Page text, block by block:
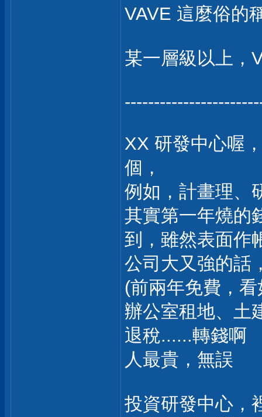
VAVE 這麼俗的
某一層級以上，
XX 研發中心喔
個，
例如，計畫理、
其實第一年燒的
到，雖然表面作
公司大又強的話
(前兩年免費，
辦公室租地、土
退稅......轉錢啊
人最貴，無誤
投資研發中心，